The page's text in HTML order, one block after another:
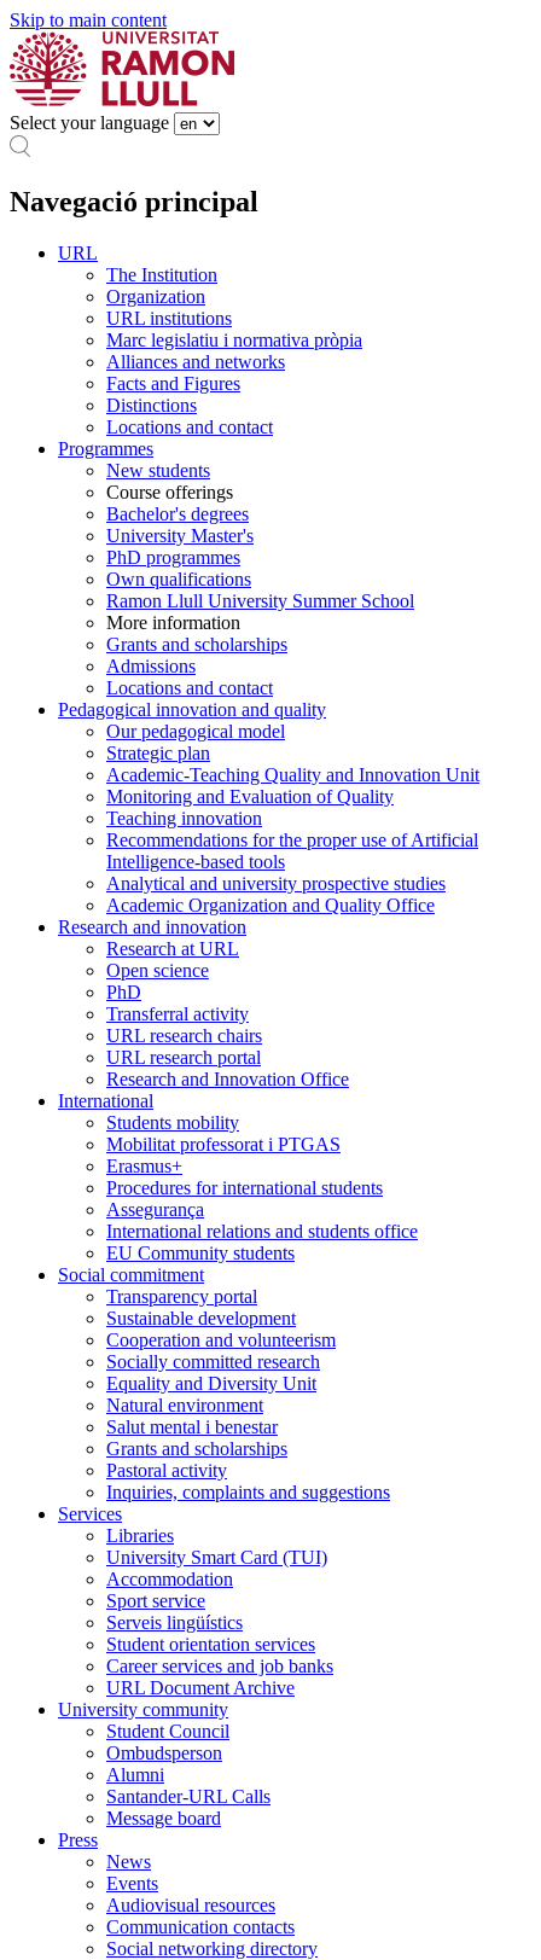
Skip to main content
Select your language
Navegació principal
URL
The Institution
Organization
URL institutions
Marc legislatiu i normativa pròpia
Alliances and networks
Facts and Figures
Distinctions
Locations and contact
Programmes
New students
Course offerings
Bachelor's degrees
University Master's
PhD programmes
Own qualifications
Ramon Llull University Summer School
More information
Grants and scholarships
Admissions
Locations and contact
Pedagogical innovation and quality
Our pedagogical model
Strategic plan
Academic-Teaching Quality and Innovation Unit
Monitoring and Evaluation of Quality
Teaching innovation
Recommendations for the proper use of Artificial
Intelligence-based tools
Analytical and university prospective studies
Academic Organization and Quality Office
Research and innovation
Research at URL
Open science
PhD
Transferral activity
URL research chairs
URL research portal
Research and Innovation Office
International
Students mobility
Mobilitat professorat i PTGAS
Erasmus+
Procedures for international students
Assegurança
International relations and students office
EU Community students
Social commitment
Transparency portal
Sustainable development
Cooperation and volunteerism
Socially committed research
Equality and Diversity Unit
Natural environment
Salut mental i benestar
Grants and scholarships
Pastoral activity
Inquiries, complaints and suggestions
Services
Libraries
University Smart Card (TUI)
Accommodation
Sport service
Serveis lingüístics
Student orientation services
Career services and job banks
URL Document Archive
University community
Student Council
Ombudsperson
Alumni
Santander-URL Calls
Message board
Press
News
Events
Audiovisual resources
Communication contacts
Social networking directory